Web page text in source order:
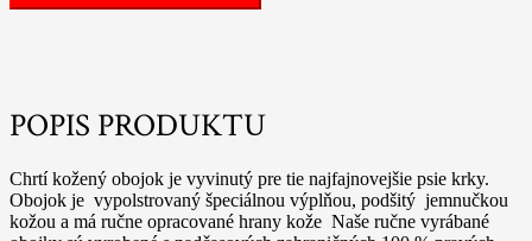
POPIS PRODUKTU
Chrtí kožený obojok je vyvinutý pre tie najfajnovejšie psie krky.
Obojok je vypolstrovaný špeciálnou výplňou, podšitý jemnučkou
kožou a má ručne opracované hrany kože Naše ručne vyrábané